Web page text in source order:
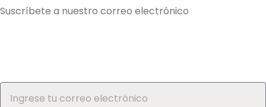
Suscríbete a nuestro correo electrónico